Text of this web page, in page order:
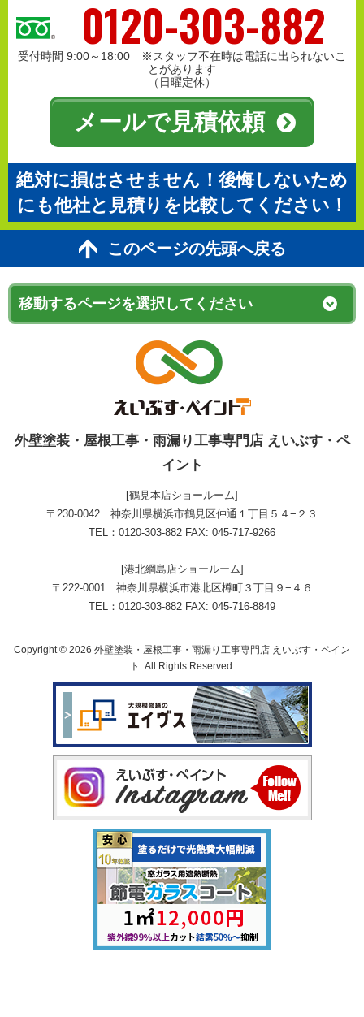
0120-303-882
受付時間 9:00～18:00 ※スタッフ不在時は電話に出られないこ
とがあります
（日曜定休）
メールで見積依頼
絶対に損はさせません！後悔しないため
にも他社と見積りを比較してください！
このページの先頭へ戻る
外壁塗装・屋根工事・雨漏り工事専門店 えいぶす・ペ
イント
[鶴見本店ショールーム]
〒230-0042 神奈川県横浜市鶴見区仲通１丁目５４−２３
TEL：0120-303-882 FAX: 045-717-9266
[港北綱島店ショールーム]
〒222-0001 神奈川県横浜市港北区樽町３丁目９−４６
TEL：0120-303-882 FAX: 045-716-8849
Copyright © 2026 外壁塗装・屋根工事・雨漏り工事専門店 えいぶす・ペイン
ト. All Rights Reserved.